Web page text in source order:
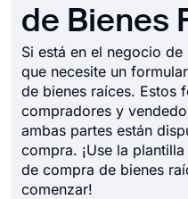
de Bienes
Si está en el negocio
que necesite un
de bienes raíces. Estos
compradores y
ambas partes están
compra. ¡Use la
de compra de bienes
comenzar!